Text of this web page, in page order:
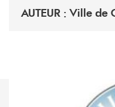
AUTEUR : Ville de